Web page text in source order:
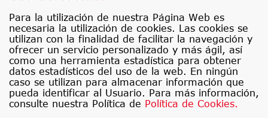
Para la utilización de nuestra Página Web es
necesaria la utilización de cookies. Las cookies se
utilizan con la finalidad de facilitar la navegación y
ofrecer un servicio personalizado y más ágil, así
como una herramienta estadística para obtener
datos estadísticos del uso de la web. En ningún
caso se utilizan para almacenar información que
pueda identificar al Usuario. Para más información,
consulte nuestra Política de Política de Cookies.